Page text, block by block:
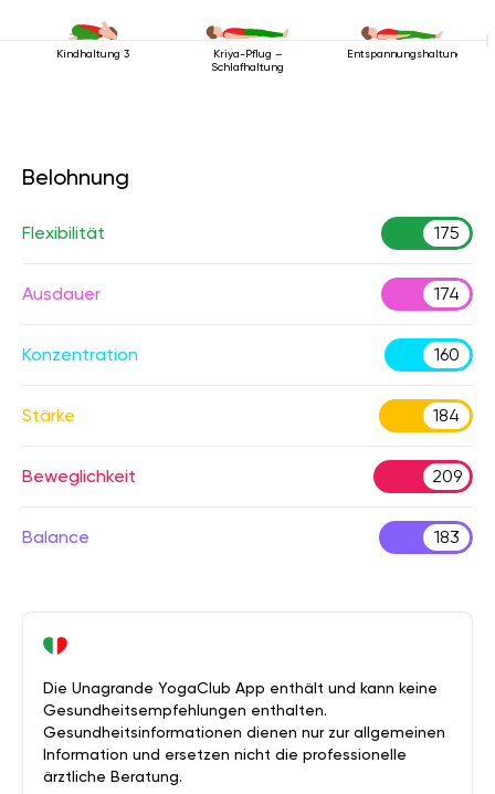
Kindhaltung 3
Kriya-Pflug –
Schlafhaltung
Entspannungshaltung
Belohnung
Flexibilität 175
Ausdauer 174
Konzentration 160
Stärke 184
Beweglichkeit 209
Balance 183
Die Unagrande YogaClub App enthält und kann keine
Gesundheitsempfehlungen enthalten.
Gesundheitsinformationen dienen nur zur allgemeinen
Information und ersetzen nicht die professionelle
ärztliche Beratung.